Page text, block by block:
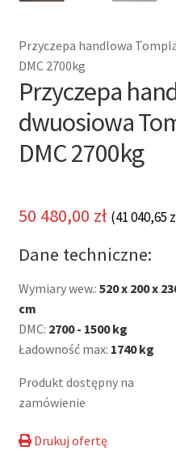
Przyczepa handlowa
DMC 2700kg
Przyczepa
dwuosiowa
DMC 2700kg
50 480,00 zł (41 040,65
Dane techniczne:
Wymiary wew.: 520 x 200 x
cm
DMC: 2700 - 1500 kg
Ładowność max: 1740 kg
Produkt dostępny na
zamówienie
Drukuj ofertę